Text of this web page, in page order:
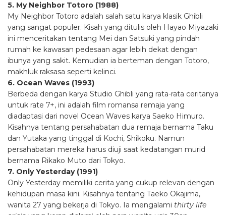
5. My Neighbor Totoro (1988)
My Neighbor Totoro adalah salah satu karya klasik Ghibli
yang sangat populer. Kisah yang ditulis oleh Hayao Miyazaki
ini menceritakan tentang Mei dan Satsuki yang pindah
rumah ke kawasan pedesaan agar lebih dekat dengan
ibunya yang sakit. Kemudian ia berteman dengan Totoro,
makhluk raksasa seperti kelinci.
6. Ocean Waves (1993)
Berbeda dengan karya Studio Ghibli yang rata-rata ceritanya
untuk rate 7+, ini adalah film romansa remaja yang
diadaptasi dari novel Ocean Waves karya Saeko Himuro.
Kisahnya tentang persahabatan dua remaja bernama Taku
dan Yutaka yang tinggal di Kochi, Shikoku. Namun
persahabatan mereka harus diuji saat kedatangan murid
bernama Rikako Muto dari Tokyo.
7. Only Yesterday (1991)
Only Yesterday memiliki cerita yang cukup relevan dengan
kehidupan masa kini. Kisahnya tentang Taeko Okajima,
wanita 27 yang bekerja di Tokyo. Ia mengalami thirty life